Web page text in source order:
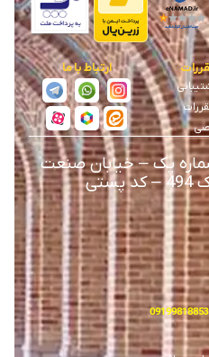
ارتباط با ما
یک–خیابان صنعت
پلاک 494 – کد پستی
09199818853